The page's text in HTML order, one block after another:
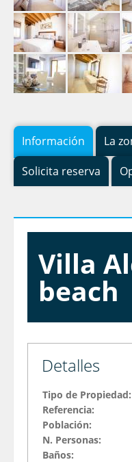
Información La
Solicita reserva
Villa
beach
Detalles
Tipo de Propiedad:
Referencia:
Población:
N. Personas:
Baños: